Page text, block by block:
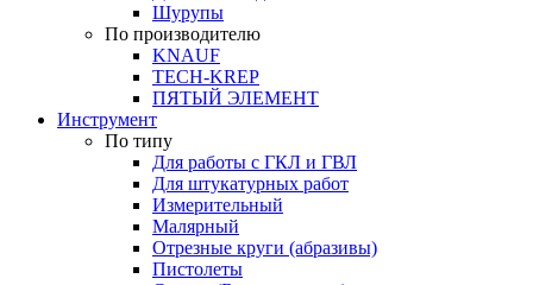
Шурупы
По производителю
KNAUF
TECH-KREP
ПЯТЫЙ ЭЛЕМЕНТ
Инструмент
По типу
Для работы с ГКЛ и ГВЛ
Для штукатурных работ
Измерительный
Малярный
Отрезные круги (абразивы)
Пистолеты